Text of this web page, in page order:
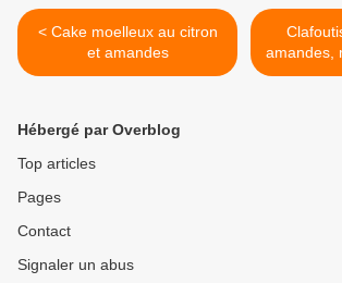
< Cake moelleux au citron
et amandes
Hébergé par Overblog
Top articles
Pages
Contact
Signaler un abus